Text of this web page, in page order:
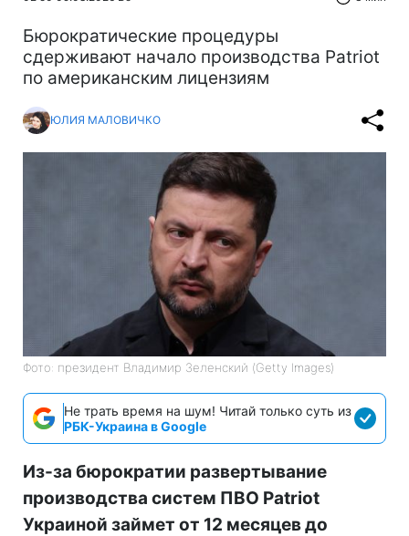
Бюрократические процедуры
сдерживают начало производства Patriot
по американским лицензиям
ЮЛИЯ МАЛОВИЧКО
Фото: президент Владимир Зеленский (Getty Images)
Не трать время на шум! Читай только суть из
РБК-Украина в Google
Из-за бюрократии развертывание
производства систем ПВО Patriot
Украиной займет от 12 месяцев до